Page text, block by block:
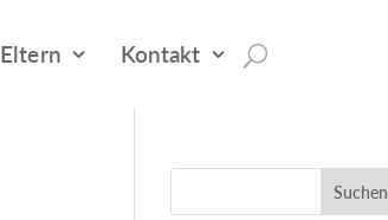
Eltern Kontakt
Suchen